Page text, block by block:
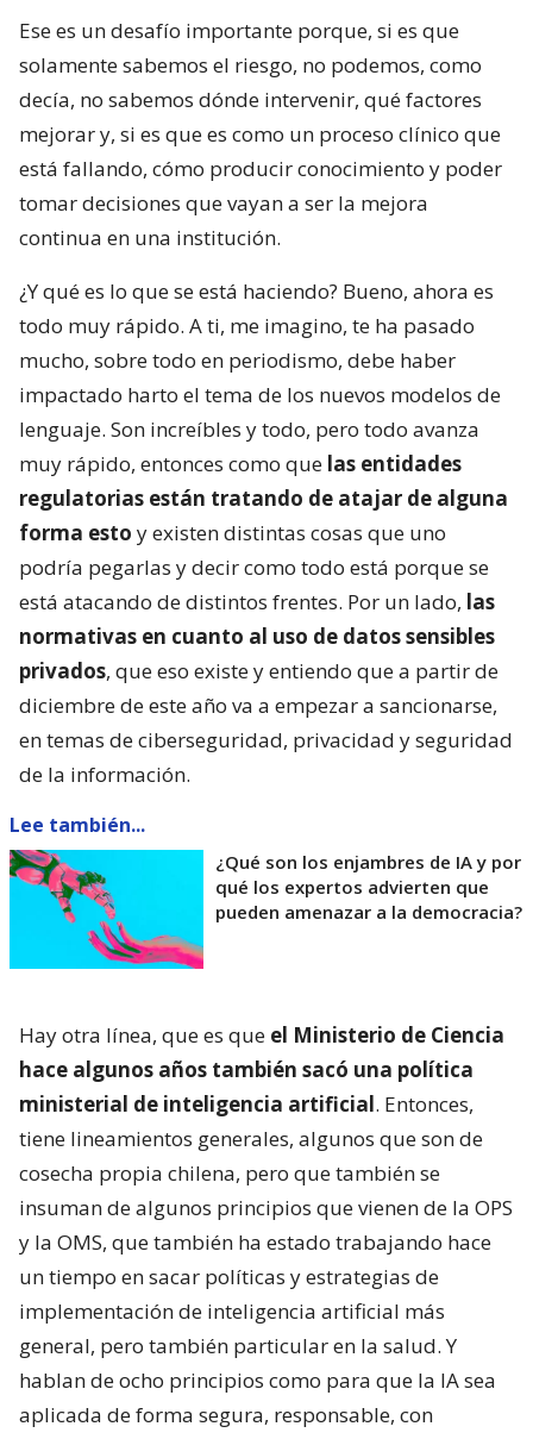
Ese es un desafío importante porque, si es que
solamente sabemos el riesgo, no podemos, como
decía, no sabemos dónde intervenir, qué factores
mejorar y, si es que es como un proceso clínico que
está fallando, cómo producir conocimiento y poder
tomar decisiones que vayan a ser la mejora
continua en una institución.
¿Y qué es lo que se está haciendo? Bueno, ahora es
todo muy rápido. A ti, me imagino, te ha pasado
mucho, sobre todo en periodismo, debe haber
impactado harto el tema de los nuevos modelos de
lenguaje. Son increíbles y todo, pero todo avanza
muy rápido, entonces como que las entidades
regulatorias están tratando de atajar de alguna
forma esto y existen distintas cosas que uno
podría pegarlas y decir como todo está porque se
está atacando de distintos frentes. Por un lado, las
normativas en cuanto al uso de datos sensibles
privados, que eso existe y entiendo que a partir de
diciembre de este año va a empezar a sancionarse,
en temas de ciberseguridad, privacidad y seguridad
de la información.
Lee también...
¿Qué son los enjambres de IA y por
qué los expertos advierten que
pueden amenazar a la democracia?
Hay otra línea, que es que el Ministerio de Ciencia
hace algunos años también sacó una política
ministerial de inteligencia artificial. Entonces,
tiene lineamientos generales, algunos que son de
cosecha propia chilena, pero que también se
insuman de algunos principios que vienen de la OPS
y la OMS, que también ha estado trabajando hace
un tiempo en sacar políticas y estrategias de
implementación de inteligencia artificial más
general, pero también particular en la salud. Y
hablan de ocho principios como para que la IA sea
aplicada de forma segura, responsable, con